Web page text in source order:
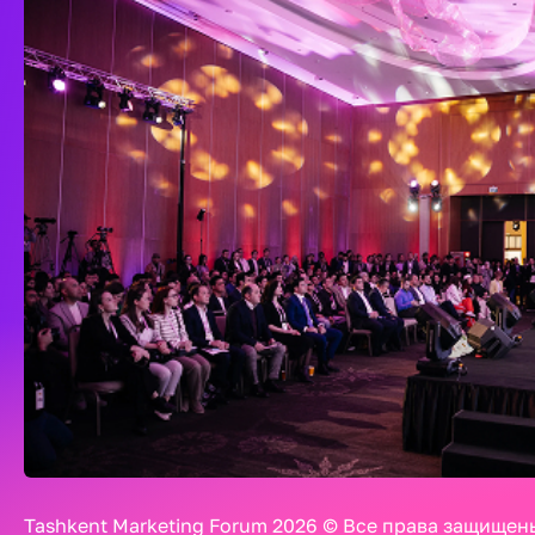
Tashkent Marketing Forum 2026 © Все права